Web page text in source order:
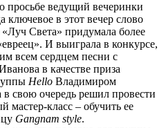
ведущий вечеринки
в этот вечер слово
Света» придумала более
И выиграла в конкурсе,
всем сердцем песни с
в качестве приза
Hello Владимиром
свою очередь решил провести
класс – обучить ее
Gangnam style.